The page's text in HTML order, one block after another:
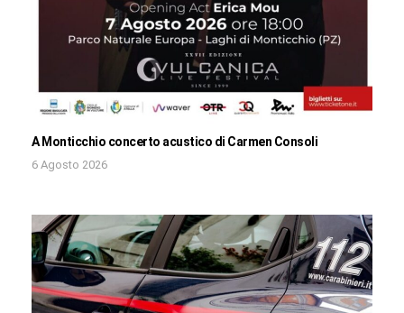
A Monticchio concerto acustico di Carmen Consoli
6 Agosto 2026